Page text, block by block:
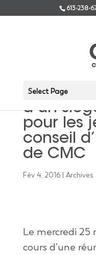
613-238-
Select Page
sujet de
d’un
pour les
conseil
de CMC
Fév 4, 2016| Archives
Le mercredi 25
cours d’une